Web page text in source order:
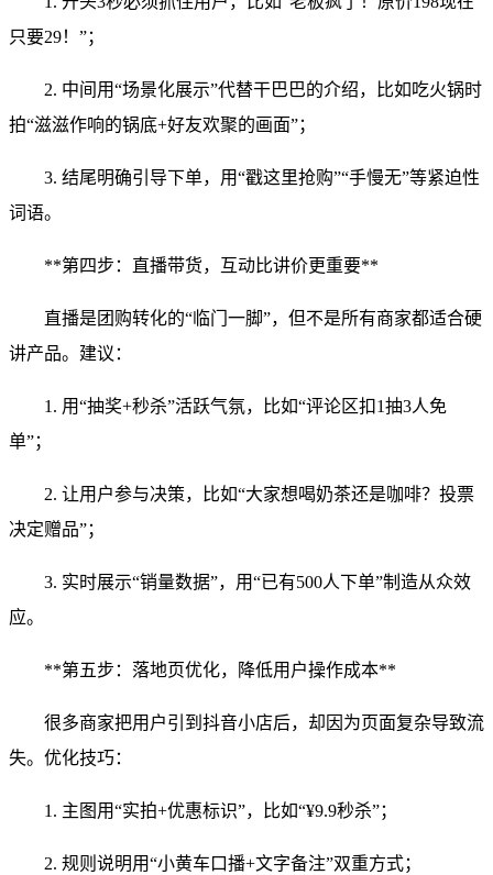
只要29！”；
2. 中间用“场景化展示”代替干巴巴的介绍，比如吃火锅时
拍“滋滋作响的锅底+好友欢聚的画面”；
3. 结尾明确引导下单，用“戳这里抢购”“手慢无”等紧迫性
词语。
**第四步：直播带货，互动比讲价更重要**
直播是团购转化的“临门一脚”，但不是所有商家都适合硬
讲产品。建议：
1. 用“抽奖+秒杀”活跃气氛，比如“评论区扣1抽3人免
单”；
2. 让用户参与决策，比如“大家想喝奶茶还是咖啡？投票
决定赠品”；
3. 实时展示“销量数据”，用“已有500人下单”制造从众效
应。
**第五步：落地页优化，降低用户操作成本**
很多商家把用户引到抖音小店后，却因为页面复杂导致流
失。优化技巧：
1. 主图用“实拍+优惠标识”，比如“¥9.9秒杀”；
2. 规则说明用“小黄车口播+文字备注”双重方式；